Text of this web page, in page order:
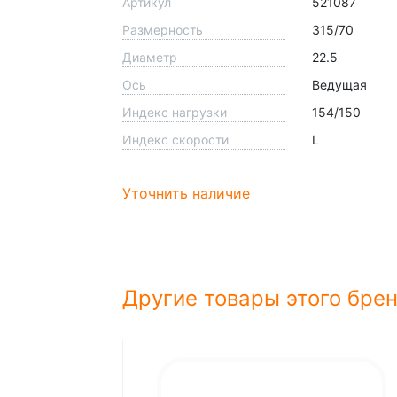
Размерность
315/70
Диаметр
22.5
Ось
Ведущая
Индекс нагрузки
154/150
Индекс скорости
L
Уточнить наличие
Другие товары этого